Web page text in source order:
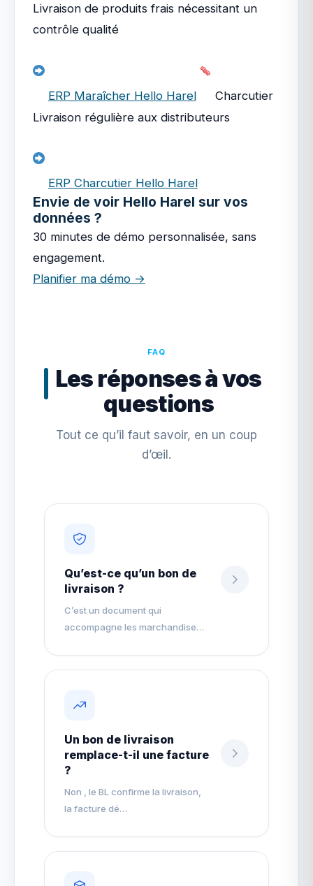
Livraison de produits frais nécessitant un
contrôle qualité
ERP Maraîcher Hello Harel
Charcutier
Livraison régulière aux distributeurs
ERP Charcutier Hello Harel
Envie de voir Hello Harel sur vos
données ?
30 minutes de démo personnalisée, sans
engagement.
Planifier ma démo →
FAQ
Les réponses à vos
questions
Tout ce qu’il faut savoir, en un coup
d’œil.
Qu’est-ce qu’un bon de
livraison ?
C’est un document qui
accompagne les marchandise…
Un bon de livraison
remplace-t-il une facture
?
Non , le BL confirme la livraison,
la facture dé…